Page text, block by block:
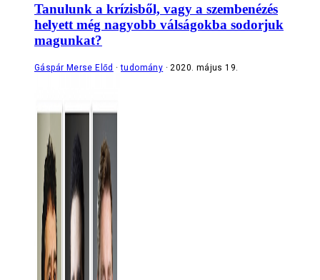
Tanulunk a krízisből, vagy a szembenézés
helyett még nagyobb válságokba sodorjuk
magunkat?
Gáspár Merse Előd tudomány 2020. május 19.